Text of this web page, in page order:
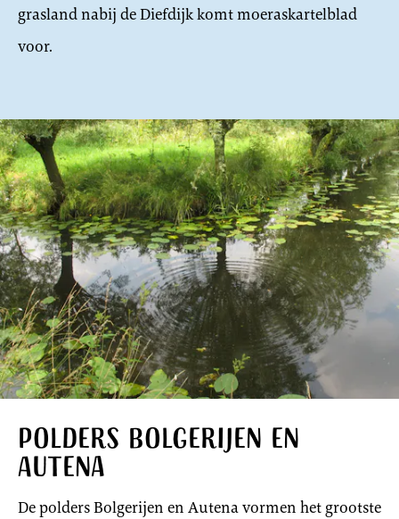
grasland nabij de Diefdijk komt moeraskartelblad
voor.
Polders Bolgerijen en
Autena
De polders Bolgerijen en Autena vormen het grootste